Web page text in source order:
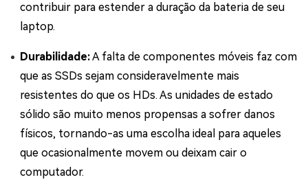
contribuir para estender a duração da bateria de seu
laptop.
Durabilidade:A falta de componentes móveis faz com
que as SSDs sejam consideravelmente mais
resistentes do que os HDs. As unidades de estado
sólido são muito menos propensas a sofrer danos
físicos, tornando-as uma escolha ideal para aqueles
que ocasionalmente movem ou deixam cair o
computador.